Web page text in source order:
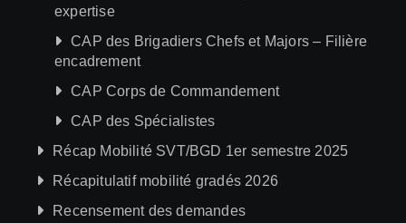
expertise
CAP des Brigadiers Chefs et Majors – Filière
encadrement
CAP Corps de Commandement
CAP des Spécialistes
Récap Mobilité SVT/BGD 1er semestre 2025
Récapitulatif mobilité gradés 2026
Recensement des demandes